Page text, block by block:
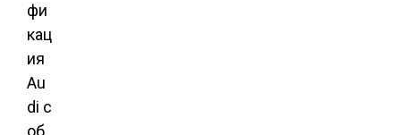
фи
кац
ия
Au
di с
об